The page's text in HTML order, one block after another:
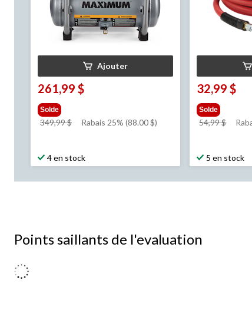
Ajouter
261,99 $
Solde
349,99 $
prixRabais 25% (88.00 $)
4 en stock
32,99 $
Solde
54,99 $
prix
5 en stock
Points saillants de l'evaluation